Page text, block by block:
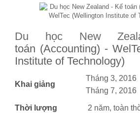
Du học New
toán (Accounting) -
Institute of Technology)
Khai giảng
Tháng 3, 2016
Tháng 7, 2016
Thời lượng 2 năm, toàn